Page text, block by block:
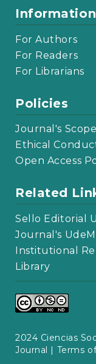
Information
For Authors
For Readers
For Librarians
Policies
Journal's Scope
Ethical
Open Access
Related
Sello Editorial
Journal's
Institutional
Library
2024 Ciencias
Journal | Terms